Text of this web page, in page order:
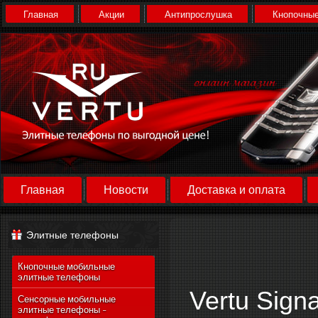
Главная Акции Антипрослушка
Главная Новости Доставка и оплата
Элитные телефоны
Кнопочные мобильные
элитные телефоны
Сенсорные мобильные
элитные телефоны -
Vertu